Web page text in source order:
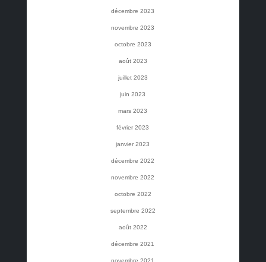
décembre 2023
novembre 2023
octobre 2023
août 2023
juillet 2023
juin 2023
mars 2023
février 2023
janvier 2023
décembre 2022
novembre 2022
octobre 2022
septembre 2022
août 2022
décembre 2021